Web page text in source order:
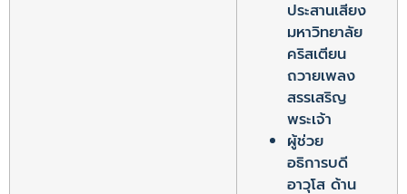
ประสานเสียง
มหาวิทยาลัย
คริสเตียน
ถวายเพลง
สรรเสริญ
พระเจ้า
ผู้ช่วย
อธิการบดี
อาวุโส ด้าน